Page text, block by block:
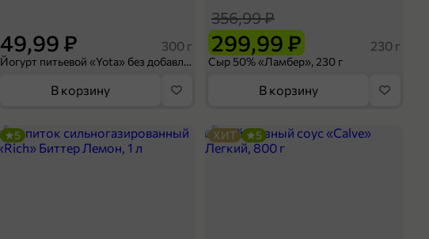
49,99 ₽ 300 г
Йогурт питьевой «Yota» без добавления сахара, 300 г
В корзину
299,99 ₽
356,99 ₽
230 г
Сыр 50% «Ламбер», 230 г
В корзину
5 ХИТ 5